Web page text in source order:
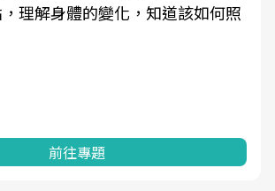
理解身體的變化，知道該如何照
前往專題